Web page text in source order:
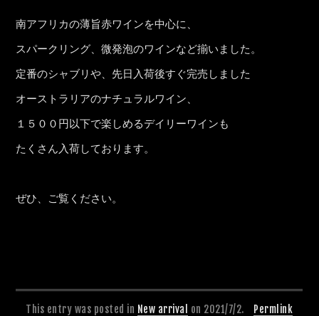
南アフリカの薄旨赤ワインを中心に、
スパークリング、微発泡のワインなど揃いました。
定番のシャブリや、先日入荷後すぐ完売しました
オーストラリアのナチュラルワイン、
１５００円以下で楽しめるデイリーワインも
たくさん入荷しております。
ぜひ、ご覧ください。
This entry was posted in New arrival on 2021/7/2.
Permlink